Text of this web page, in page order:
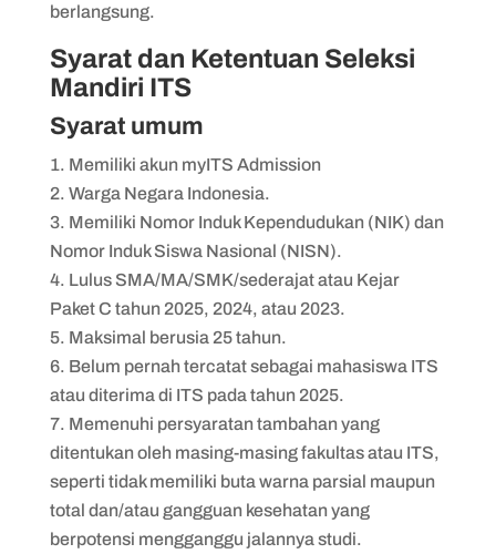
berlangsung.
Syarat dan Ketentuan Seleksi
Mandiri ITS
Syarat umum
Memiliki akun myITS Admission
Warga Negara Indonesia.
Memiliki Nomor Induk Kependudukan (NIK) dan
Nomor Induk Siswa Nasional (NISN).
Lulus SMA/MA/SMK/sederajat atau Kejar
Paket C tahun 2025, 2024, atau 2023.
Maksimal berusia 25 tahun.
Belum pernah tercatat sebagai mahasiswa ITS
atau diterima di ITS pada tahun 2025.
Memenuhi persyaratan tambahan yang
ditentukan oleh masing-masing fakultas atau ITS,
seperti tidak memiliki buta warna parsial maupun
total dan/atau gangguan kesehatan yang
berpotensi mengganggu jalannya studi.